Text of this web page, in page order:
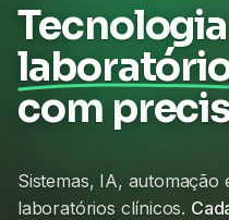
com
Sistemas, IA,
laboratórios clínicos.